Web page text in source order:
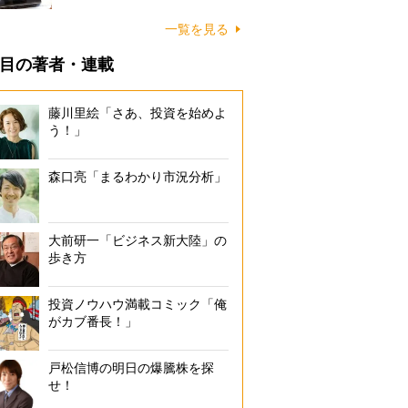
一覧を見る
の著者・連載
藤川里絵「さあ、投資を始めよ
う！」
森口亮「まるわかり市況分析」
大前研一「ビジネス新大陸」の
歩き方
投資ノウハウ満載コミック「俺
がカブ番長！」
戸松信博の明日の爆騰株を探
せ！